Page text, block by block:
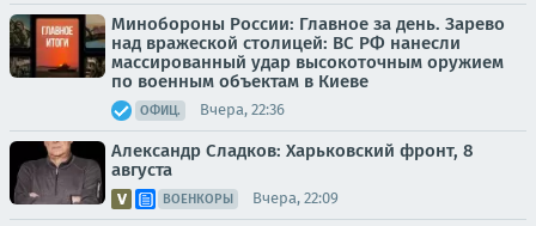
Минобороны России: Главное за день. Зарево
над вражеской столицей: ВС РФ нанесли
массированный удар высокоточным оружием
по военным объектам в Киеве
ОФИЦ. Вчера, 22:36
Александр Сладков: Харьковский фронт, 8
августа
ВОЕНКОРЫ Вчера, 22:09